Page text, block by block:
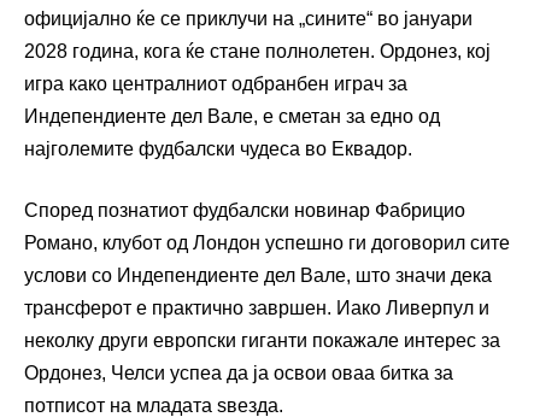
официјално ќе се приклучи на „сините“ во јануари
2028 година, кога ќе стане полнолетен. Ордонез, кој
игра како централниот одбранбен играч за
Индепендиенте дел Вале, е сметан за едно од
најголемите фудбалски чудеса во Еквадор.
Според познатиот фудбалски новинар Фабрицио
Романо, клубот од Лондон успешно ги договорил сите
услови со Индепендиенте дел Вале, што значи дека
трансферот е практично завршен. Иако Ливерпул и
неколку други европски гиганти покажале интерес за
Ордонез, Челси успеа да ја освои оваа битка за
потписот на младата ѕвезда.